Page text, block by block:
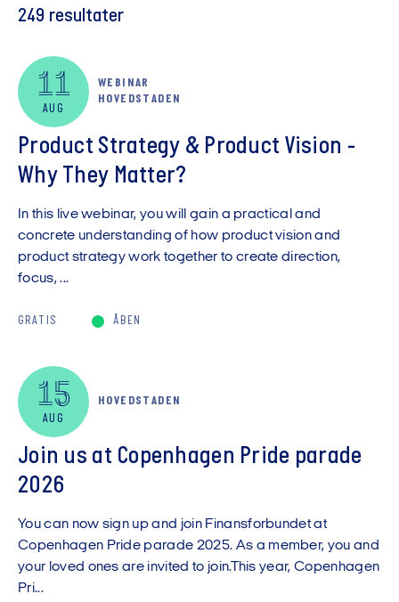
Vis kun digitale arrangementer
249 resultater
11
AUG
WEBINAR
HOVEDSTADEN
Product Strategy & Product Vision -
Why They Matter?
In this live webinar, you will gain a practical and
concrete understanding of how product vision and
product strategy work together to create direction,
focus, ...
GRATIS ÅBEN
15
AUG
HOVEDSTADEN
Join us at Copenhagen Pride parade
2026
You can now sign up and join Finansforbundet at
Copenhagen Pride parade 2025. As a member, you and
your loved ones are invited to join.This year, Copenhagen
Pri...